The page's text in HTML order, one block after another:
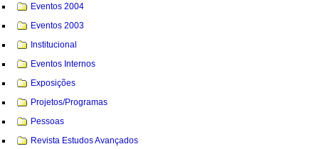
Eventos 2004
Eventos 2003
Institucional
Eventos Internos
Exposições
Projetos/Programas
Pessoas
Revista Estudos Avançados